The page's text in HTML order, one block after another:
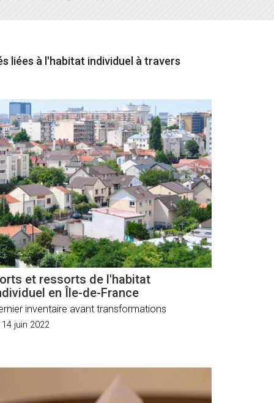
liées à l'habitat individuel à travers
et ressorts de l'habitat
en Île-de-France
inventaire avant transformations
14 juin 2022